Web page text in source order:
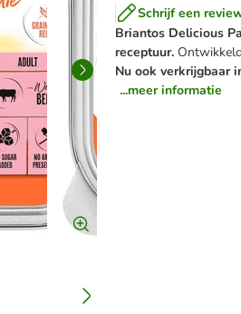
Schrijf een
Briantos Delicious
receptuur.
Nu ook verkrijgbaar
...meer informatie